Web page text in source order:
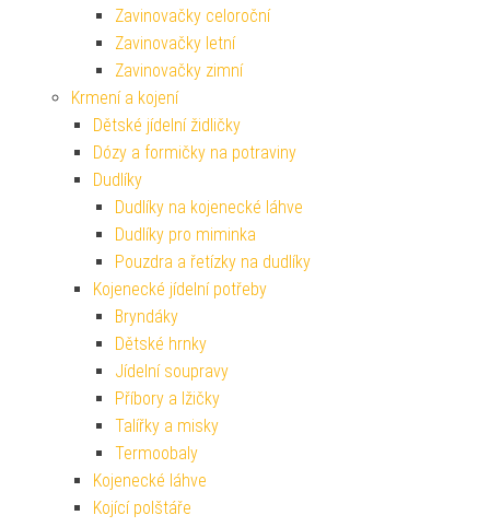
Zavinovačky celoroční
Zavinovačky letní
Zavinovačky zimní
Krmení a kojení
Dětské jídelní židličky
Dózy a formičky na potraviny
Dudlíky
Dudlíky na kojenecké láhve
Dudlíky pro miminka
Pouzdra a řetízky na dudlíky
Kojenecké jídelní potřeby
Bryndáky
Dětské hrnky
Jídelní soupravy
Příbory a lžičky
Talířky a misky
Termoobaly
Kojenecké láhve
Kojící polštáře